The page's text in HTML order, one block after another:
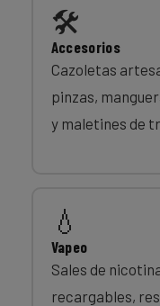
🛠️
Accesorios
Cazoletas
pinzas,
y maletines de
💧
Vapeo
Sales de
recargables,